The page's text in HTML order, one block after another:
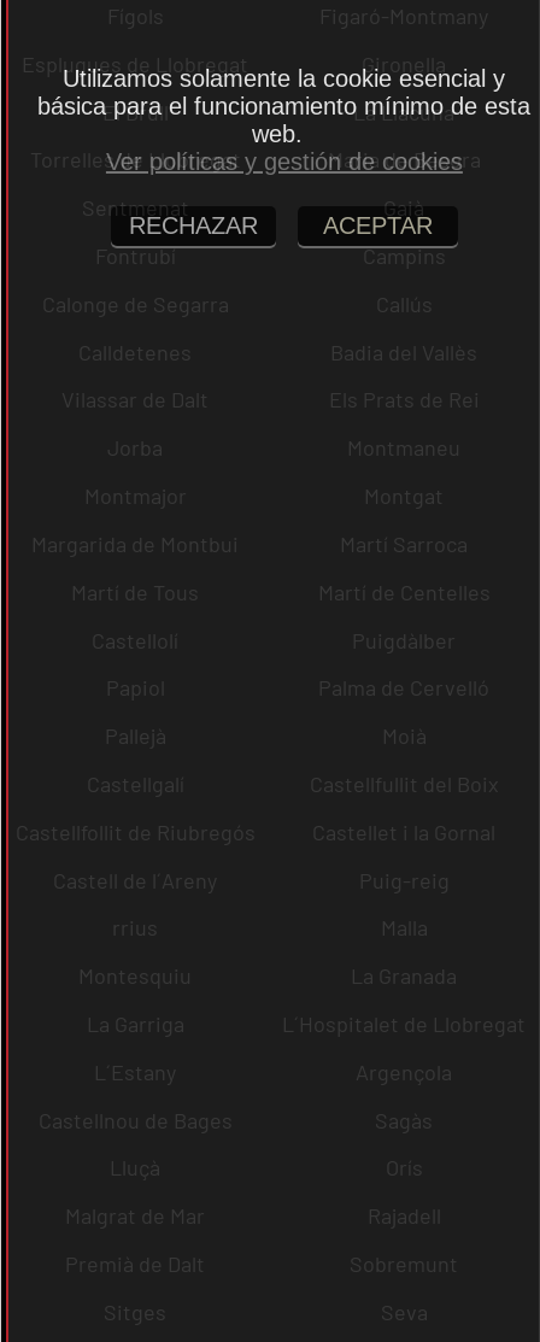
Fígols
Figaró-Montmany
Esplugues de Llobregat
Gironella
El Brull
La Llacuna
Torrelles de Llobregat
Maria de Besora
Sentmenat
Gaià
Fontrubí
Campins
Calonge de Segarra
Callús
Calldetenes
Badia del Vallès
Vilassar de Dalt
Els Prats de Rei
Jorba
Montmaneu
Montmajor
Montgat
Margarida de Montbui
Martí Sarroca
Martí de Tous
Martí de Centelles
Castellolí
Puigdàlber
Papiol
Palma de Cervelló
Pallejà
Moià
Castellgalí
Castellfullit del Boix
Castellfollit de Riubregós
Castellet i la Gornal
Castell de l´Areny
Puig-reig
rrius
Malla
Montesquiu
La Granada
La Garriga
L´Hospitalet de Llobregat
L´Estany
Argençola
Castellnou de Bages
Sagàs
Lluçà
Orís
Malgrat de Mar
Rajadell
Premià de Dalt
Sobremunt
Sitges
Seva
Utilizamos solamente la cookie esencial y
básica para el funcionamiento mínimo de esta
web.
Ver políticas y gestión de cookies
RECHAZAR ACEPTAR